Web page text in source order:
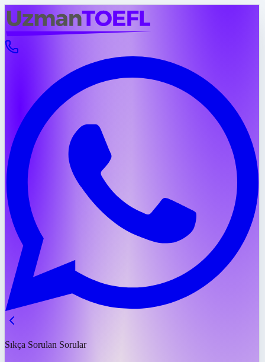
Sıkça Sorulan Sorular